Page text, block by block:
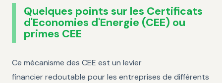
Quelques points sur les Certificats
d'Economies d'Energie (CEE) ou
primes CEE
Ce mécanisme des CEE est un levier
financier redoutable pour les entreprises de différents